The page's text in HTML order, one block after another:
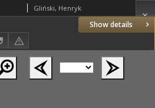
Show details
Gliński, Henryk